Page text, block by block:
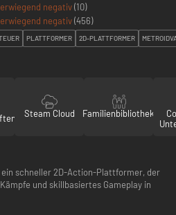
negativ(10)
negativ(456)
PLATTFORMER 2D-PLATTFORMER
Steam Cloud Familienbibliothek
schneller 2D-Action-Plattformer, der
und skillbasiertes Gameplay in